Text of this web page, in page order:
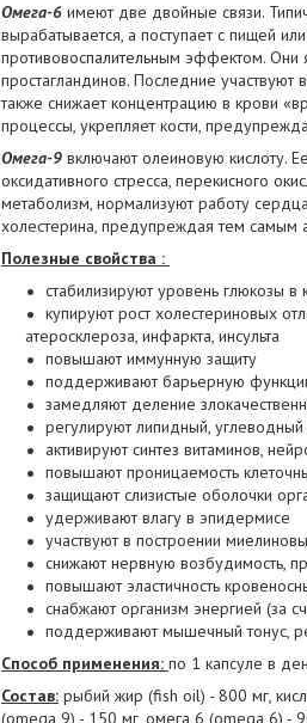
Омега-6 имеют две двойные связи.
вырабатывается, а поступает с пищей
противовоспалительным эффектом. Они
простагландинов. Последние участвуют
также снижает концентрацию в крови
процессы, укрепляет кости,
Омега-9 включают олеиновую кислоту.
оксидативного стресса, перекисного
метаболизм, нормализуют работу
холестерина, предупреждая тем самым
Полезные свойства :
стабилизируют уровень глюкозы в
купируют рост холестериновых
атеросклероза, инфаркта, инсульта
повышают иммунную защиту
поддерживают барьерную
замедляют деление
регулируют липидный,
активируют синтез витаминов,
повышают проницаемость
защищают слизистые оболочки
удерживают влагу в эпидермисе
участвуют в построении
снижают нервную возбудимость,
повышают эластичность
снабжают организм энергией (за
поддерживают мышечный тонус,
Способ применения: по 1 капсуле в
Состав: рыбий жир (fish oil) - 800 мг,
(omega 9) - 150 мг, омега 6 (omega 6) -